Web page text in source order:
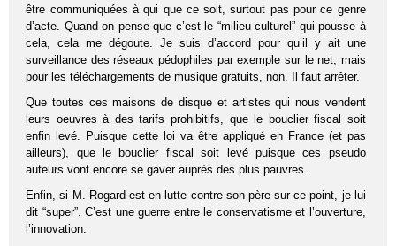
être communiquées à qui que ce soit, surtout pas pour ce genre
d’acte. Quand on pense que c’est le “milieu culturel” qui pousse à
cela, cela me dégoute. Je suis d’accord pour qu’il y ait une
surveillance des réseaux pédophiles par exemple sur le net, mais
pour les téléchargements de musique gratuits, non. Il faut arrêter.
Que toutes ces maisons de disque et artistes qui nous vendent
leurs oeuvres à des tarifs prohibitifs, que le bouclier fiscal soit
enfin levé. Puisque cette loi va être appliqué en France (et pas
ailleurs), que le bouclier fiscal soit levé puisque ces pseudo
auteurs vont encore se gaver auprès des plus pauvres.
Enfin, si M. Rogard est en lutte contre son père sur ce point, je lui
dit “super”. C’est une guerre entre le conservatisme et l’ouverture,
l’innovation.